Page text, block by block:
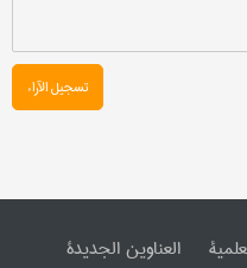
تسجیل الآراء
العناوین الجدیدة